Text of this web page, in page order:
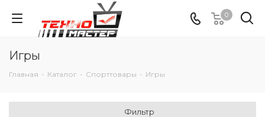
0
Игры
Главная - Каталог - Спорттовары - Игры
Фильтр